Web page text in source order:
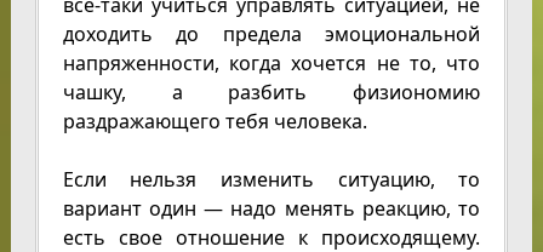
доходить до предела эмоциональной
напряженности, когда хочется не то, что
чашку, а разбить физиономию
раздражающего тебя человека.
Если нельзя изменить ситуацию, то
вариант один — надо менять реакцию, то
есть свое отношение к происходящему.